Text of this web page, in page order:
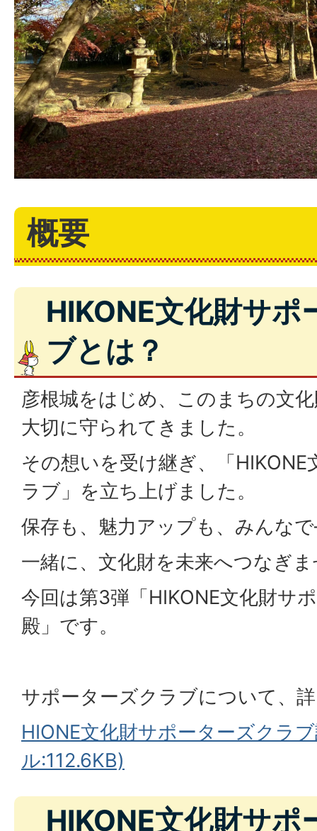
概要
HIKONE文化財サポ
ブとは？
彦根城をはじめ、このまちの文
大切に守られてきました。
その想いを受け継ぎ、「
ラブ」を立ち上げました。
保存も、魅力アップも、みんな
一緒に、文化財を未来へつなぎ
今回は第3弾「HIKONE文化財サ
殿」です。
サポーターズクラブについて、
HIONE文化財サポーターズクラ
ル:112.6KB)
HIKONE文化財サポ